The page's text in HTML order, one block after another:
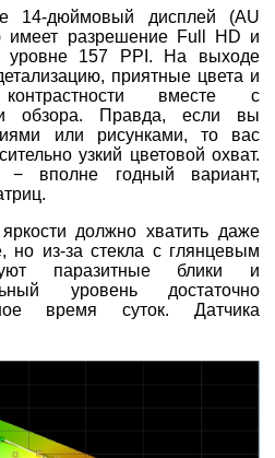
14-дюймовый дисплей (AU
имеет разрешение Full HD и
уровне 157 PPI. На выходе
приятные цвета и
вместе с
обзора. Правда, если вы
или рисунками, то вас
узкий цветовой охват.
− вполне годный вариант,
должно хватить даже
но из-за стекла с глянцевым
паразитные блики и
уровень достаточно
время суток. Датчика